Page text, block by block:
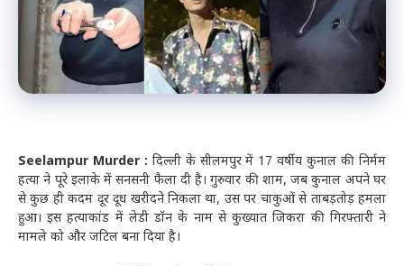
Seelampur Murder : दिल्ली के सीलमपुर में 17 वर्षीय कुनाल की निर्मम
हत्या ने पूरे इलाके में सनसनी फैला दी है। गुरुवार की शाम, जब कुनाल अपने घर
से कुछ ही कदम दूर दूध खरीदने निकला था, उस पर चाकुओं से ताबड़तोड़ हमला
हुआ। इस हत्याकांड में लेडी डॉन के नाम से कुख्यात जिकरा की गिरफ्तारी ने
मामले को और जटिल बना दिया है।